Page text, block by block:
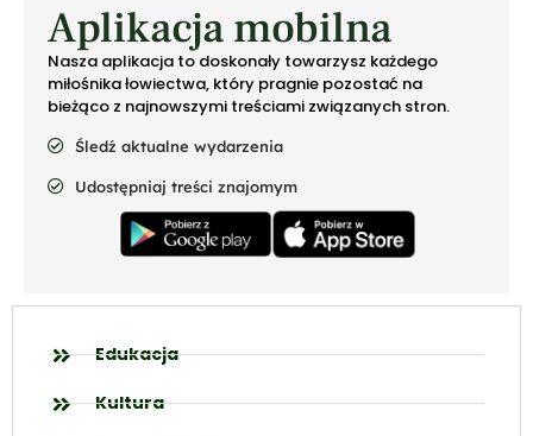
Aplikacja mobilna
Nasza aplikacja to doskonały towarzysz każdego
miłośnika łowiectwa, który pragnie pozostać na
bieżąco z najnowszymi treściami związanych stron.
Śledź aktualne wydarzenia
Udostępniaj treści znajomym
Edukacja
Kultura